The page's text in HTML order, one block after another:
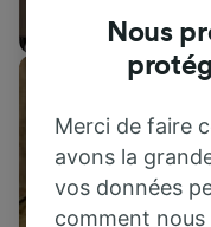
Nous
Merci de faire
avons la
vos données
comment nous